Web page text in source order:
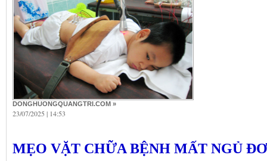
DONGHUONGQUANGTRI.COM »
23/07/2025 | 14:53
MẸO VẶT CHỮA BỆNH MẤT NGỦ